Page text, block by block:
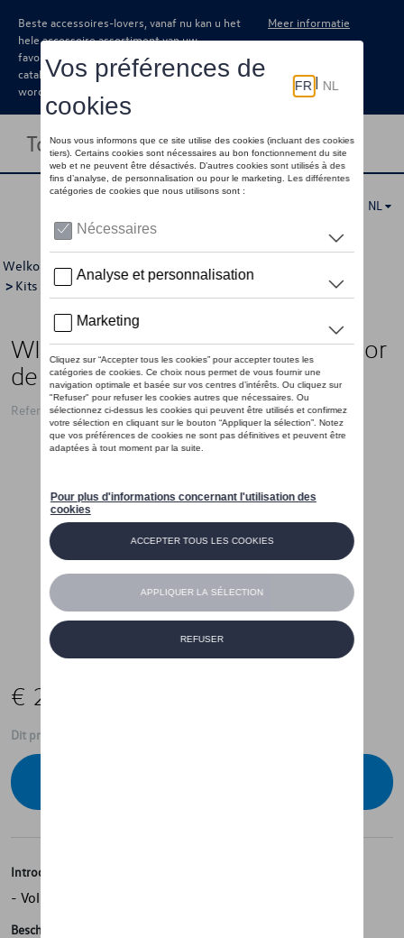
Beste accessoires-lovers, vanaf nu kan u het
hele accessoire assortiment van uw
favoriete merk terugvinden in de online
catalogus. Deze kunnen steeds besteld
worden via uw dealer.
Meer informatie
Toggle navigation
NL
Welkom >Catalogus Volkswagen > Velgen en banden
> Kits velgen met banden >Winterkits > Detail
WINTERWIELENSET 19" (Niet voor
de 79 kWh versie)
Referentie: 10AWCWV29A AX1
€ 2.599,00
Dit product is momenteel niet op stock
Introductie
- Volkswagen Origineel "Loen" compleet winterwiel
Beschrijving